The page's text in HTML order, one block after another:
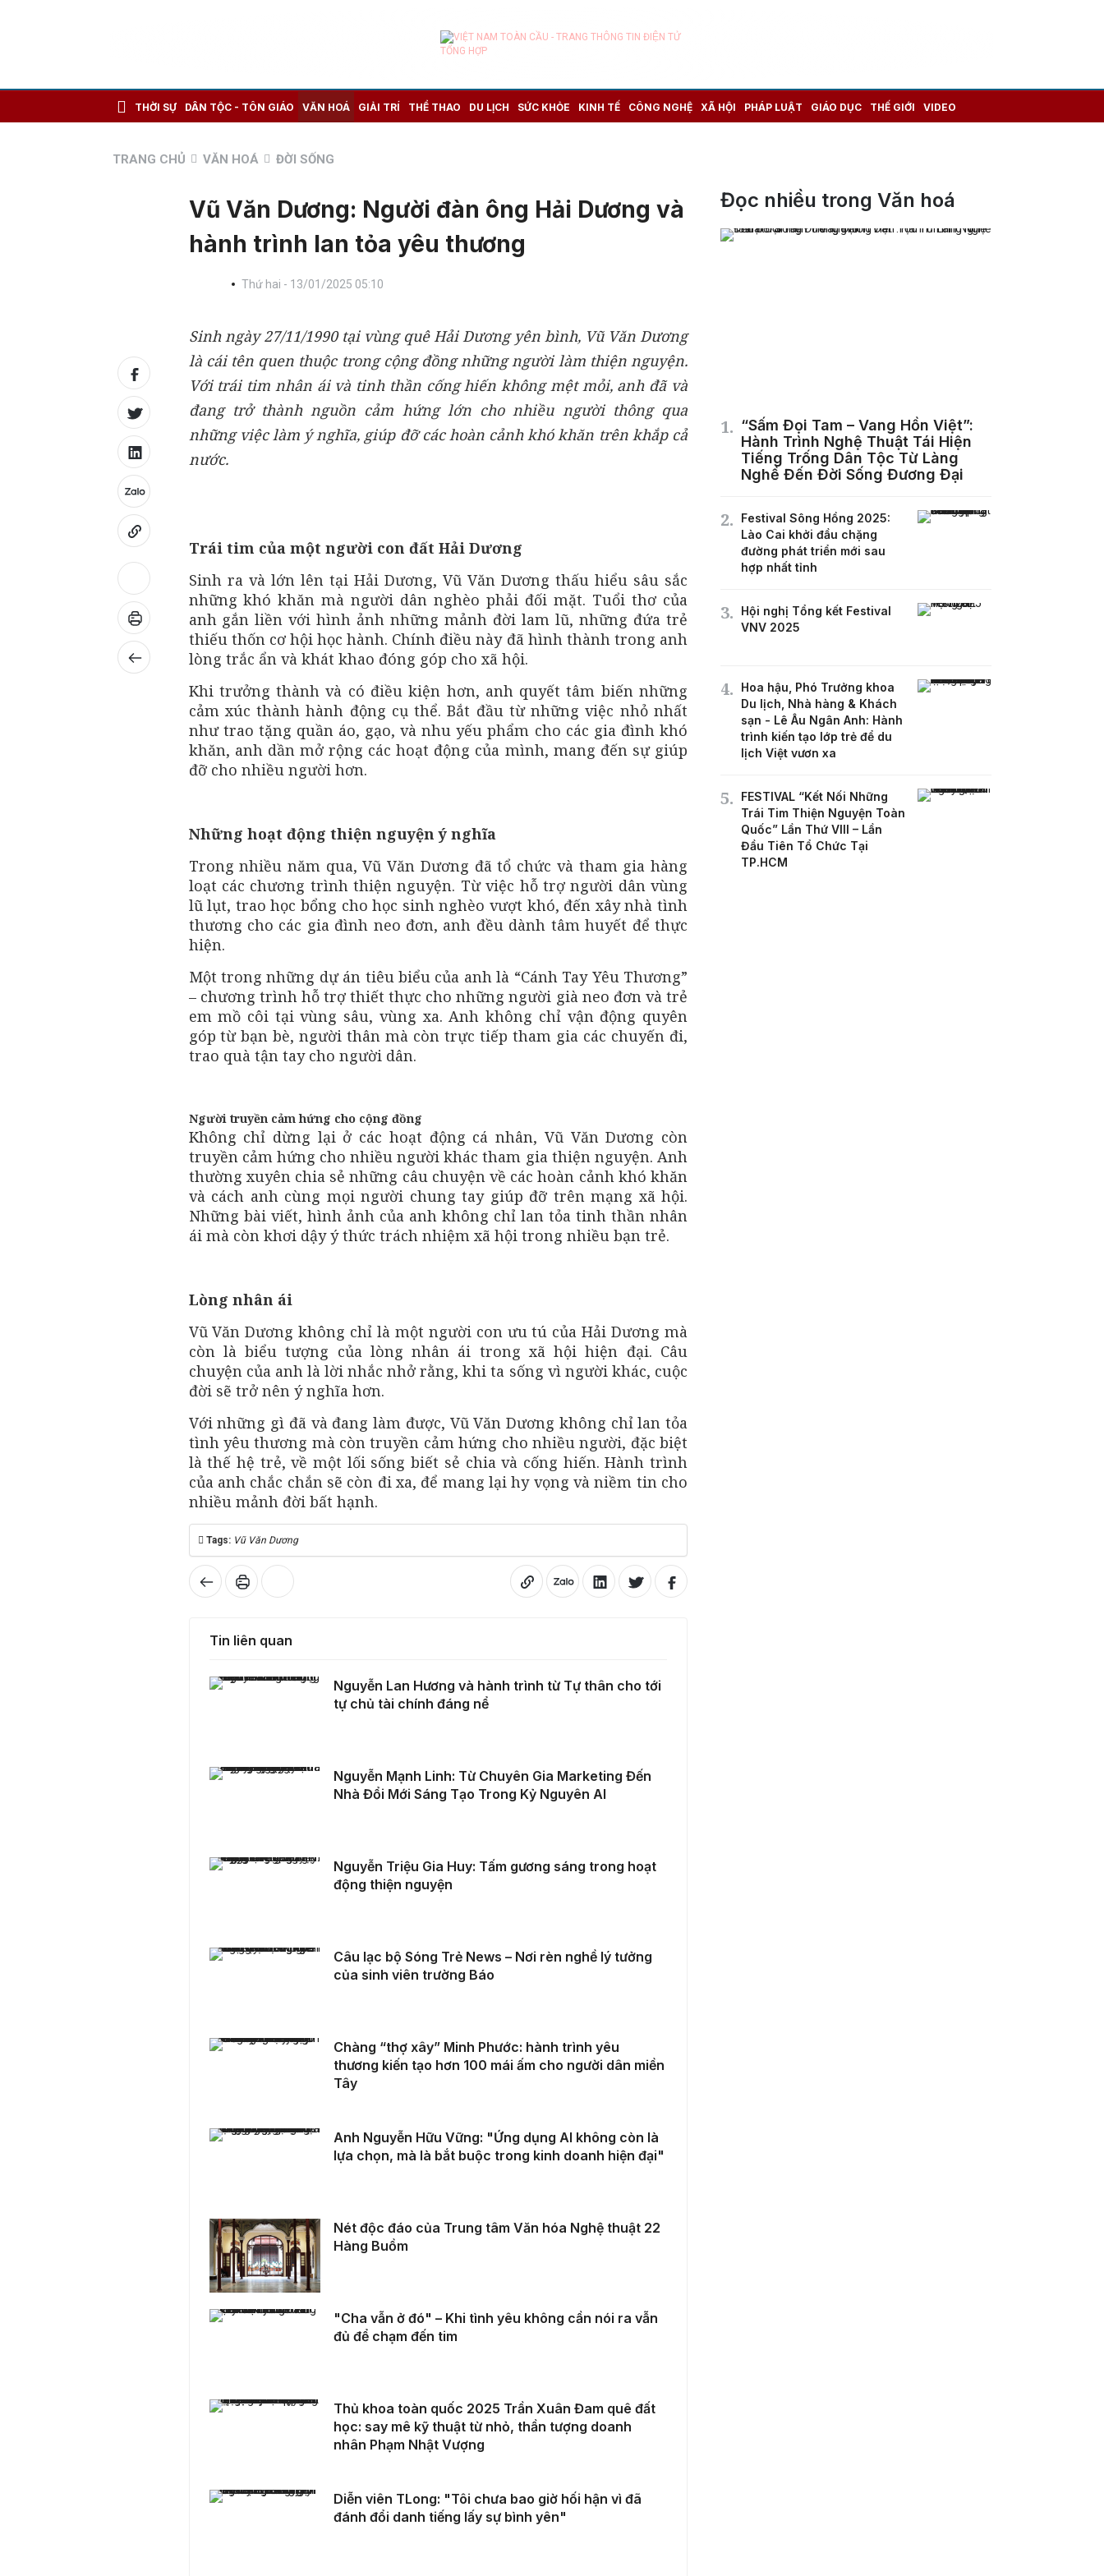
THỜI SỰ DÂN TỘC - TÔN GIÁO VĂN HOÁ GIẢI TRÍ THỂ THAO DU LỊCH SỨC KHỎE KINH TẾ CÔNG NGHỆ XÃ HỘI PHÁP LUẬT GIÁO DỤC THẾ GIỚI VIDEO
TRANG CHỦ VĂN HOÁ ĐỜI SỐNG
Vũ Văn Dương: Người đàn ông Hải Dương và
hành trình lan tỏa yêu thương
Thứ hai - 13/01/2025 05:10
Sinh ngày 27/11/1990 tại vùng quê Hải Dương yên bình, Vũ Văn Dương
là cái tên quen thuộc trong cộng đồng những người làm thiện nguyện.
Với trái tim nhân ái và tinh thần cống hiến không mệt mỏi, anh đã và
đang trở thành nguồn cảm hứng lớn cho nhiều người thông qua
những việc làm ý nghĩa, giúp đỡ các hoàn cảnh khó khăn trên khắp cả
nước.
Trái tim của một người con đất Hải Dương
Sinh ra và lớn lên tại Hải Dương, Vũ Văn Dương thấu hiểu sâu sắc
những khó khăn mà người dân nghèo phải đối mặt. Tuổi thơ của
anh gắn liền với hình ảnh những mảnh đời lam lũ, những đứa trẻ
thiếu thốn cơ hội học hành. Chính điều này đã hình thành trong anh
lòng trắc ẩn và khát khao đóng góp cho xã hội.
Khi trưởng thành và có điều kiện hơn, anh quyết tâm biến những
cảm xúc thành hành động cụ thể. Bắt đầu từ những việc nhỏ nhất
như trao tặng quần áo, gạo, và nhu yếu phẩm cho các gia đình khó
khăn, anh dần mở rộng các hoạt động của mình, mang đến sự giúp
đỡ cho nhiều người hơn.
Những hoạt động thiện nguyện ý nghĩa
Trong nhiều năm qua, Vũ Văn Dương đã tổ chức và tham gia hàng
loạt các chương trình thiện nguyện. Từ việc hỗ trợ người dân vùng
lũ lụt, trao học bổng cho học sinh nghèo vượt khó, đến xây nhà tình
thương cho các gia đình neo đơn, anh đều dành tâm huyết để thực
hiện.
Một trong những dự án tiêu biểu của anh là “Cánh Tay Yêu Thương”
– chương trình hỗ trợ thiết thực cho những người già neo đơn và trẻ
em mồ côi tại vùng sâu, vùng xa. Anh không chỉ vận động quyên
góp từ bạn bè, người thân mà còn trực tiếp tham gia các chuyến đi,
trao quà tận tay cho người dân.
Người truyền cảm hứng cho cộng đồng
Không chỉ dừng lại ở các hoạt động cá nhân, Vũ Văn Dương còn
truyền cảm hứng cho nhiều người khác tham gia thiện nguyện. Anh
thường xuyên chia sẻ những câu chuyện về các hoàn cảnh khó khăn
và cách anh cùng mọi người chung tay giúp đỡ trên mạng xã hội.
Những bài viết, hình ảnh của anh không chỉ lan tỏa tinh thần nhân
ái mà còn khơi dậy ý thức trách nhiệm xã hội trong nhiều bạn trẻ.
Lòng nhân ái
Vũ Văn Dương không chỉ là một người con ưu tú của Hải Dương mà
còn là biểu tượng của lòng nhân ái trong xã hội hiện đại. Câu
chuyện của anh là lời nhắc nhở rằng, khi ta sống vì người khác, cuộc
đời sẽ trở nên ý nghĩa hơn.
Với những gì đã và đang làm được, Vũ Văn Dương không chỉ lan tỏa
tình yêu thương mà còn truyền cảm hứng cho nhiều người, đặc biệt
là thế hệ trẻ, về một lối sống biết sẻ chia và cống hiến. Hành trình
của anh chắc chắn sẽ còn đi xa, để mang lại hy vọng và niềm tin cho
nhiều mảnh đời bất hạnh.
Tags: Vũ Văn Dương
Tin liên quan
Nguyễn Lan Hương và hành trình từ Tự thân cho tới tự chủ tài chính đáng nể
Nguyễn Lan Hương và hành trình từ Tự thân cho tới
tự chủ tài chính đáng nể
Nguyễn Mạnh Linh: Từ Chuyên Gia Marketing Đến Nhà Đổi Mới Sáng Tạo Trong Kỷ Nguyên AI
Nguyễn Mạnh Linh: Từ Chuyên Gia Marketing Đến
Nhà Đổi Mới Sáng Tạo Trong Kỷ Nguyên AI
Nguyễn Triệu Gia Huy: Tấm gương sáng trong hoạt động thiện nguyện
Nguyễn Triệu Gia Huy: Tấm gương sáng trong hoạt
động thiện nguyện
Câu lạc bộ Sóng Trẻ News – Nơi rèn nghề lý tưởng của sinh viên trường Báo
Câu lạc bộ Sóng Trẻ News – Nơi rèn nghề lý tưởng
của sinh viên trường Báo
Chàng “thợ xây” Minh Phước: hành trình yêu thương kiến tạo hơn 100 mái ấm cho người dân miền Tây
Chàng “thợ xây” Minh Phước: hành trình yêu
thương kiến tạo hơn 100 mái ấm cho người dân miền
Tây
Anh Nguyễn Hữu Vững: "Ứng dụng AI không còn là lựa chọn, mà là bắt buộc trong kinh doanh hiện đại"
Anh Nguyễn Hữu Vững: "Ứng dụng AI không còn là
lựa chọn, mà là bắt buộc trong kinh doanh hiện đại"
Nét độc đáo của Trung tâm Văn hóa Nghệ thuật 22 Hàng Buồm
Nét độc đáo của Trung tâm Văn hóa Nghệ thuật 22
Hàng Buồm
"Cha vẫn ở đó" – Khi tình yêu không cần nói ra vẫn đủ để chạm đến tim
"Cha vẫn ở đó" – Khi tình yêu không cần nói ra vẫn
đủ để chạm đến tim
Thủ khoa toàn quốc 2025 Trần Xuân Đam quê đất học: say mê kỹ thuật từ nhỏ, thần tượng doanh nhân Phạm Nhật Vượng
Thủ khoa toàn quốc 2025 Trần Xuân Đam quê đất
học: say mê kỹ thuật từ nhỏ, thần tượng doanh
nhân Phạm Nhật Vượng
Diễn viên TLong: "Tôi chưa bao giờ hối hận vì đã đánh đổi danh tiếng lấy sự bình yên"
Diễn viên TLong: "Tôi chưa bao giờ hối hận vì đã
đánh đổi danh tiếng lấy sự bình yên"
Đọc nhiều trong Văn hoá
“Sấm Đọi Tam – Vang Hồn Việt”:
Hành Trình Nghệ Thuật Tái Hiện
Tiếng Trống Dân Tộc Từ Làng
Nghề Đến Đời Sống Đương Đại
Festival Sông Hồng 2025:
Lào Cai khởi đầu chặng
đường phát triển mới sau
hợp nhất tỉnh
Hội nghị Tổng kết Festival
VNV 2025
Hoa hậu, Phó Trưởng khoa
Du lịch, Nhà hàng & Khách
sạn - Lê Âu Ngân Anh: Hành
trình kiến tạo lớp trẻ để du
lịch Việt vươn xa
FESTIVAL “Kết Nối Những
Trái Tim Thiện Nguyện Toàn
Quốc” Lần Thứ VIII – Lần
Đầu Tiên Tổ Chức Tại
TP.HCM